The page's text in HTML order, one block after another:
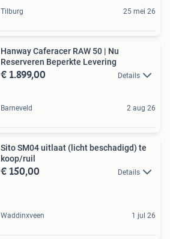
Tilburg 25 mei 26
Hanway Caferacer RAW 50 | Nu
Reserveren Beperkte Levering
€ 1.899,00 Details
Barneveld 2 aug 26
Sito SM04 uitlaat (licht beschadigd) te
koop/ruil
€ 150,00 Details
Waddinxveen 1 jul 26